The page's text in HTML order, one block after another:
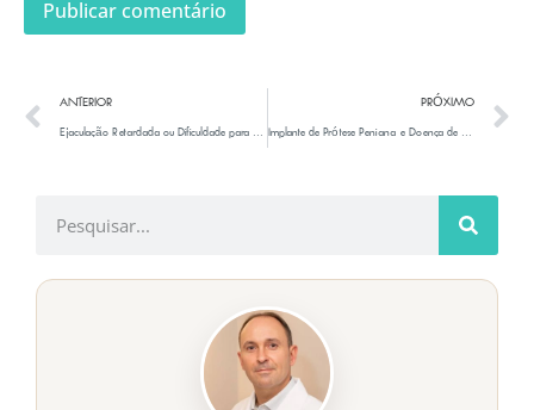
ANTERIOR
Ejaculação Retardada ou Dificuldade para Ejacular
PRÓXIMO
Implante de Prótese Peniana e Doença de Peyronie: Como Abordar a Curvatura Residual – Uma Demonstração Detalhada da Técnica de Moldagem e Procedimento de Enxertia